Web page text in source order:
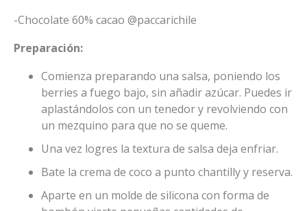
-Chocolate 60% cacao @paccarichile
Preparación:
Comienza preparando una salsa, poniendo los
berries a fuego bajo, sin añadir azúcar. Puedes ir
aplastándolos con un tenedor y revolviendo con
un mezquino para que no se queme.
Una vez logres la textura de salsa deja enfriar.
Bate la crema de coco a punto chantilly y reserva.
Aparte en un molde de silicona con forma de